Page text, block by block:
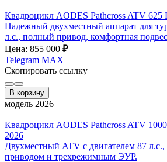
Квадроцикл AODES Pathcross ATV 625
Надежный двухместный аппарат для
л.с., полный привод, комфортная
Цена: 855 000 ₽
Telegram MAX
Скопировать ссылку
В корзину
модель 2026
Квадроцикл AODES Pathcross ATV
2026
Двухместный ATV с двигателем 87
приводом и трехрежимным ЭУР.